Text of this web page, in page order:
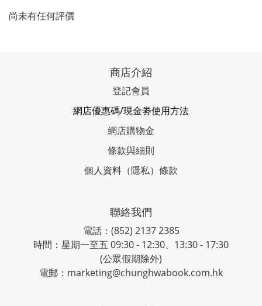
尚未有任何評價
商店介紹
登記會員
網店優惠碼/現金劵使用方法
網店購物金
條款與細則
個人資料（隱私）條款
聯絡我們
電話：(852) 2137 2385
時間：星期一至五 09:30 - 12:30、13:30 - 17:30
(公眾假期除外)
電郵：marketing@chunghwabook.com.hk